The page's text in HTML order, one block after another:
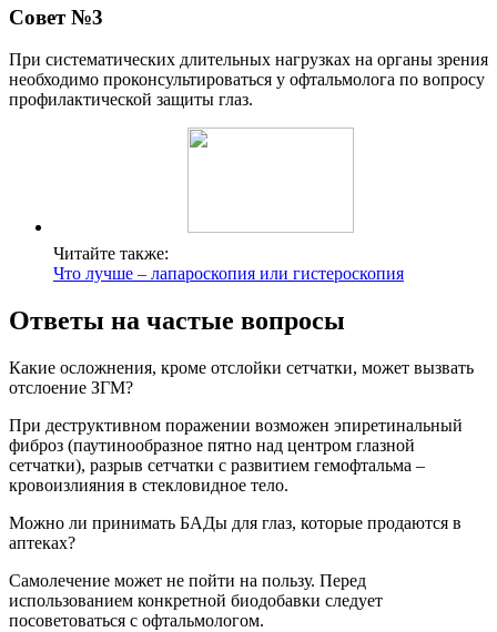
Совет №3
При систематических длительных нагрузках на органы зрения
необходимо проконсультироваться у офтальмолога по вопросу
профилактической защиты глаз.
Читайте также:
Что лучше – лапароскопия или гистероскопия
Ответы на частые вопросы
Какие осложнения, кроме отслойки сетчатки, может вызвать
отслоение ЗГМ?
При деструктивном поражении возможен эпиретинальный
фиброз (паутинообразное пятно над центром глазной
сетчатки), разрыв сетчатки с развитием гемофтальма –
кровоизлияния в стекловидное тело.
Можно ли принимать БАДы для глаз, которые продаются в
аптеках?
Самолечение может не пойти на пользу. Перед
использованием конкретной биодобавки следует
посоветоваться с офтальмологом.